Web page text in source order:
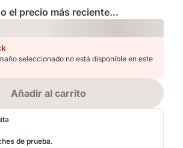
el precio más reciente...
seleccionado no está disponible en este
Añadir al carrito
de prueba.